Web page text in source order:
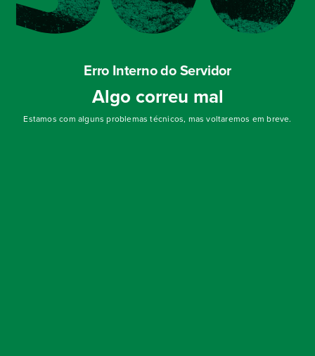
Erro Interno do Servidor
Algo correu mal
Estamos com alguns problemas técnicos, mas voltaremos em breve.